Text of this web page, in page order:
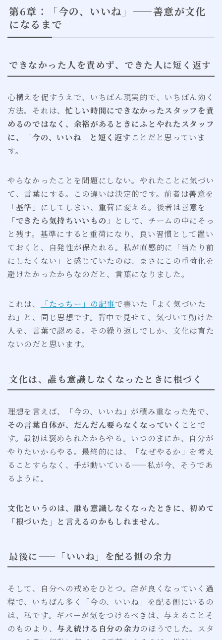
第6章：「今の、いいね」——善意が文化
になるまで
できなかった人を責めず、できた人に短く返す
心構えを促すうえで、いちばん現実的で、いちばん効く
方法。それは、 忙しい時間にできなかったスタッフを責
めるのではなく、余裕があるときにふとやれたスタッフ
に、「今の、いいね」と短く返す ことだと思っていま
す。
やらなかったことを問題にしない。やれたことに気づい
て、言葉にする。この違いは決定的です。前者は善意を
「基準」にしてしまい、重荷に変える。後者は善意を
「できたら気持ちいいもの 」として、チームの中にそっ
と残す。基準にすると重荷になり、良い習慣として置い
ておくと、自発性が保たれる。私が直感的に「当たり前
にしたくない」と感じていたのは、まさにこの重荷化を
避けたかったからなのだと、言葉になりました。
これは、 「たっちー」の記事で書いた「よく気づいた
ね」と、同じ思想です。背中で見せて、気づいて動けた
人を、言葉で認める。その繰り返しでしか、文化は育た
ないのだと思います。
文化は、誰も意識しなくなったときに根づく
理想を言えば、「今の、いいね」が積み重なった先で、
その言葉自体が、だんだん要らなくなっていく ことで
す。最初は褒められたからやる。いつのまにか、自分が
やりたいからやる。最終的には、「なぜやるか」を考え
ることすらなく、手が動いている——私が今、そうであ
るように。
文化というのは、誰も意識しなくなったときに、初めて
「根づいた」と言えるのかもしれません。
最後に——「いいね」を配る側の余力
そして、自分への戒めをひとつ。店が良くなっていく過
程で、いちばん多く「今の、いいね」を配る側にいるの
は、私です。ギバーが気をつけるべきは、与えることそ
のものより、 与え続ける自分の余力のほうでした。スタ